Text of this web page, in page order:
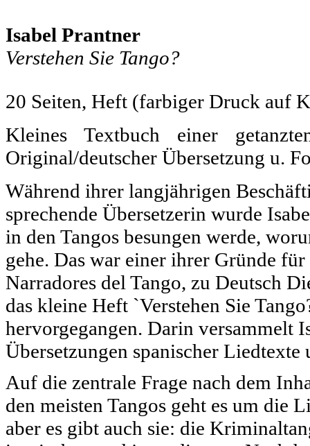
Isabel Prantner
Verstehen Sie Tango?
20 Seiten, Heft (farbiger Druck auf
Kleines Textbuch einer
Original/deutscher Übersetzung u.
Während ihrer langjährigen
sprechende Übersetzerin wurde
in den Tangos besungen werde,
gehe. Das war einer ihrer Gründe
Narradores del Tango, zu Deutsch
das kleine Heft `Verstehen Sie
hervorgegangen. Darin versammelt
Übersetzungen spanischer
Auf die zentrale Frage nach dem
den meisten Tangos geht es um die
aber es gibt auch sie: die